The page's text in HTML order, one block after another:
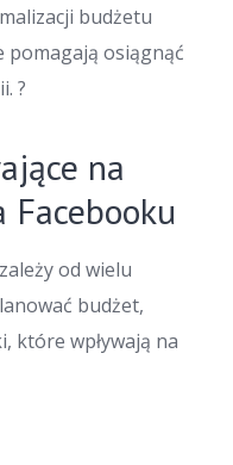
budżetu
osiągnąć
?
na
Facebooku
od wielu
budżet,
które wpływają na